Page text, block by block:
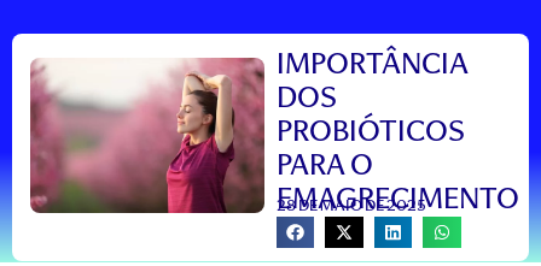
IMPORTÂNCIA
DOS
PROBIÓTICOS
PARA O
EMAGRECIMENTO
28 DE MAIO DE 2025